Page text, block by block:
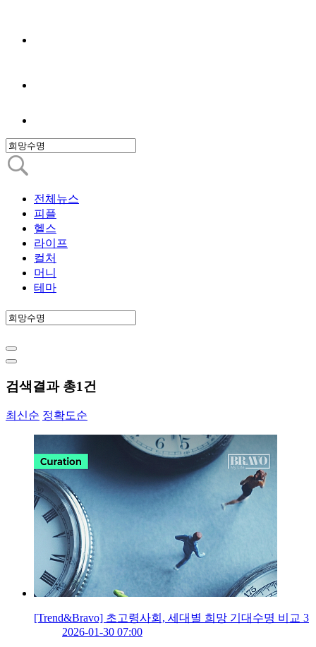
전체뉴스
피플
헬스
라이프
컬처
머니
테마
검색결과 총1건
최신순 정확도순
[Trend&Bravo] 초고령사회, 세대별 희망 기대수명 비교 3
2026-01-30 07:00